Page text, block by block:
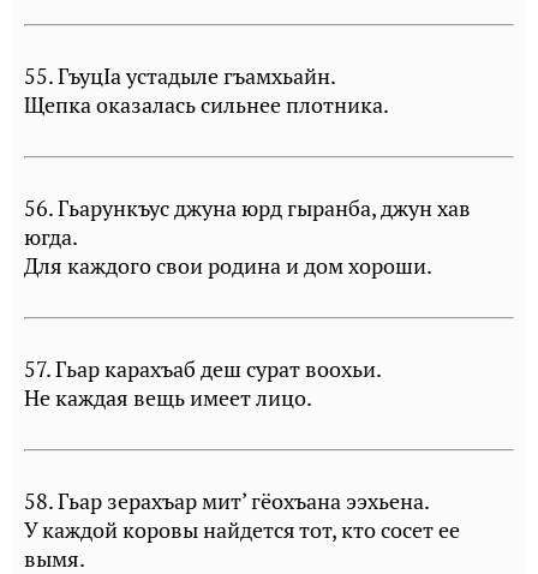
55. ГъуцIа устадыле гъамхьайн.
Щепка оказалась сильнее плотника.
56. Гьарункъус джуна юрд гыранба, джун хав
югда.
Для каждого свои родина и дом хороши.
57. Гьар карахъаб деш сурат воохьи.
Не каждая вещь имеет лицо.
58. Гьар зерахъар мит’ гёохъана ээхьена.
У каждой коровы найдется тот, кто сосет ее
вымя.